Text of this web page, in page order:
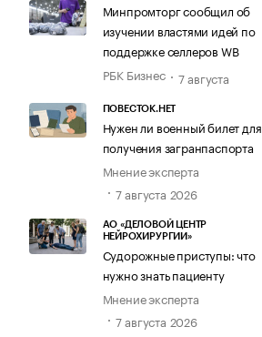
Минпромторг сообщил об
изучении властями идей по
поддержке селлеров WB
РБК Бизнес
7 августа
ПОВЕСТОК.НЕТ
Нужен ли военный билет для
получения загранпаспорта
Мнение эксперта
7 августа 2026
АО «ДЕЛОВОЙ ЦЕНТР
НЕЙРОХИРУРГИИ»
Судорожные приступы: что
нужно знать пациенту
Мнение эксперта
7 августа 2026